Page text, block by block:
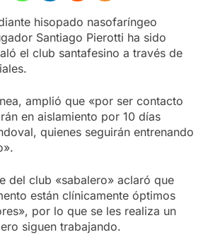
hisopado nasofaríngeo
Santiago Pierotti ha sido
el club santafesino a través de
amplió que «por ser contacto
en aislamiento por 10 días
quienes seguirán entrenando
del club «sabalero» aclaró que
están clínicamente óptimos
por lo que se les realiza un
siguen trabajando.